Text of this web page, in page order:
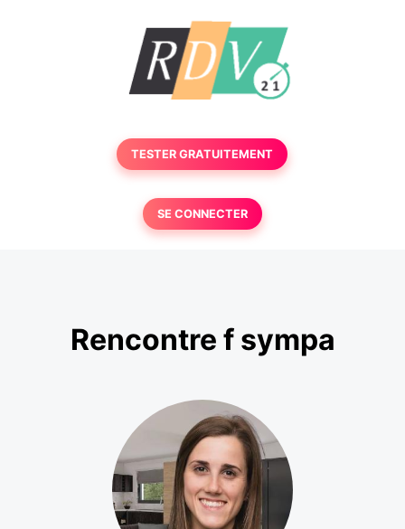
TESTER GRATUITEMENT
SE CONNECTER
Rencontre f sympa